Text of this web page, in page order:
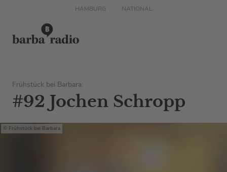
HAMBURG NATIONAL
Frühstück bei Barbara:
#92 Jochen Schropp
Frühstück bei Barbara